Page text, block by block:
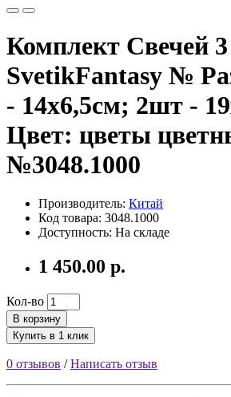
Комплект Свечей
SvetikFantasy №
- 14х6,5см; 2шт -
Цвет: цветы
№3048.1000
Производитель: Китай
Код товара: 3048.1000
Доступность: На складе
1 450.00 р.
Кол-во
В корзину
Купить в 1 клик
0 отзывов /Написать отзыв